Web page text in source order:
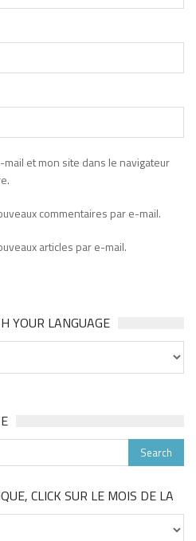
et mon site dans le navigateur
commentaires par e-mail.
articles par e-mail.
YOUR LANGUAGE
CLICK SUR LE MOIS DE LA